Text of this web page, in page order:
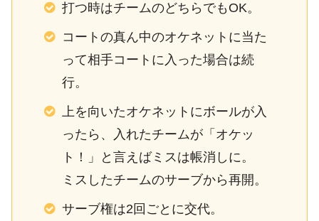
打つ時はチームのどちらでもOK。
コートの真ん中のオケネットに当た
って相手コートに入った場合は続
行。
上を向いたオケネットにボールが入
ったら、入れたチームが「オケッ
ト！」と言えばミスは帳消しに。
ミスしたチームのサーブから再開。
サーブ権は2回ごとに交代。